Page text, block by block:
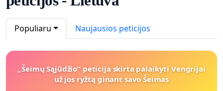
Populiaru Naujausios peticijos
„Šeimų Sąjūdžio“ peticija skirta palaikyti Vengrijai
už jos ryžtą ginant savo Šeimas